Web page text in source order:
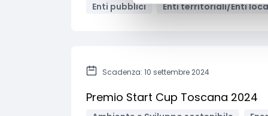
Enti pubblici
Enti territoriali/Enti
Scadenza: 10 settembre 2024
Premio Start Cup Toscana 2024